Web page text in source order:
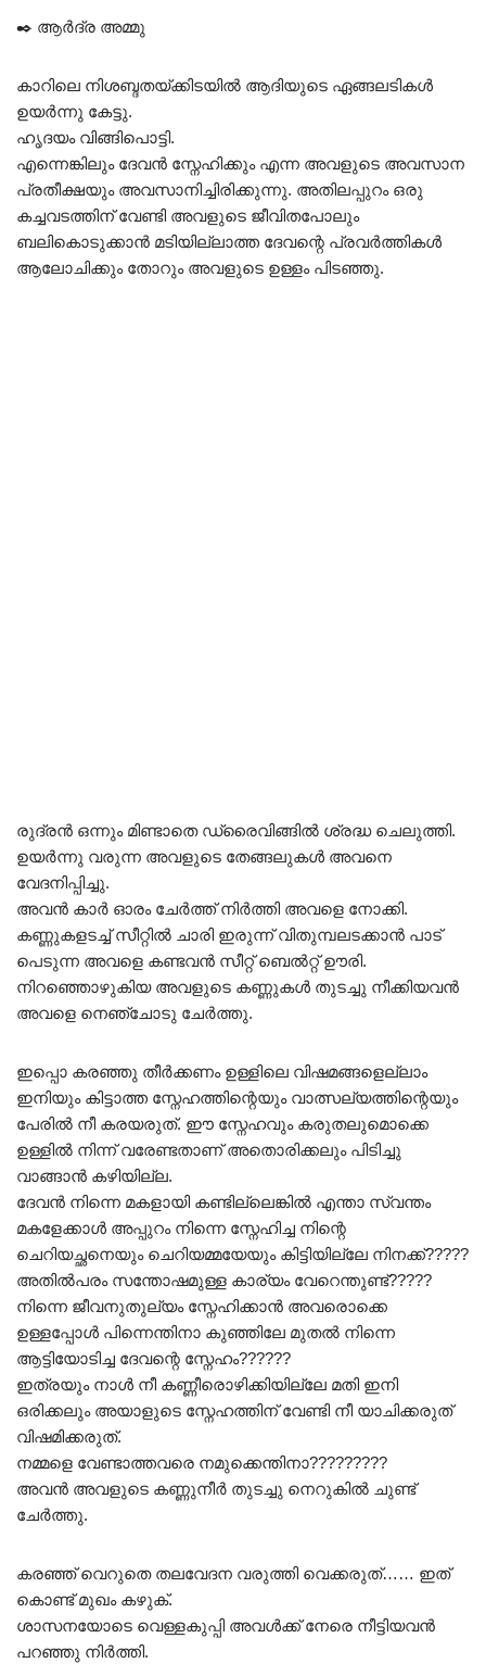
✒️ ആർദ്ര അമ്മു
കാറിലെ നിശബ്ദതയ്ക്കിടയിൽ ആദിയുടെ ഏങ്ങലടികൾ
ഉയർന്നു കേട്ടു.
ഹൃദയം വിങ്ങിപൊട്ടി.
എന്നെങ്കിലും ദേവൻ സ്നേഹിക്കും എന്ന അവളുടെ അവസാന
പ്രതീക്ഷയും അവസാനിച്ചിരിക്കുന്നു. അതിലപ്പുറം ഒരു
കച്ചവടത്തിന് വേണ്ടി അവളുടെ ജീവിതപോലും
ബലികൊടുക്കാൻ മടിയില്ലാത്ത ദേവന്റെ പ്രവർത്തികൾ
ആലോചിക്കും തോറും അവളുടെ ഉള്ളം പിടഞ്ഞു.
രുദ്രൻ ഒന്നും മിണ്ടാതെ ഡ്രൈവിങ്ങിൽ ശ്രദ്ധ ചെലുത്തി.
ഉയർന്നു വരുന്ന അവളുടെ തേങ്ങലുകൾ അവനെ
വേദനിപ്പിച്ചു.
അവൻ കാർ ഓരം ചേർത്ത് നിർത്തി അവളെ നോക്കി.
കണ്ണുകളടച്ച് സീറ്റിൽ ചാരി ഇരുന്ന് വിതുമ്പലടക്കാൻ പാട്
പെടുന്ന അവളെ കണ്ടവൻ സീറ്റ് ബെൽറ്റ്‌ ഊരി.
നിറഞ്ഞൊഴുകിയ അവളുടെ കണ്ണുകൾ തുടച്ചു നീക്കിയവൻ
അവളെ നെഞ്ചോടു ചേർത്തു.
ഇപ്പൊ കരഞ്ഞു തീർക്കണം ഉള്ളിലെ വിഷമങ്ങളെല്ലാം
ഇനിയും കിട്ടാത്ത സ്നേഹത്തിന്റെയും വാത്സല്യത്തിന്റെയും
പേരിൽ നീ കരയരുത്. ഈ സ്നേഹവും കരുതലുമൊക്കെ
ഉള്ളിൽ നിന്ന് വരേണ്ടതാണ് അതൊരിക്കലും പിടിച്ചു
വാങ്ങാൻ കഴിയില്ല.
ദേവൻ നിന്നെ മകളായി കണ്ടില്ലെങ്കിൽ എന്താ സ്വന്തം
മകളേക്കാൾ അപ്പുറം നിന്നെ സ്നേഹിച്ച നിന്റെ
ചെറിയച്ഛനെയും ചെറിയമ്മയേയും കിട്ടിയില്ലേ നിനക്ക്?????
അതിൽപരം സന്തോഷമുള്ള കാര്യം വേറെന്തുണ്ട്?????
നിന്നെ ജീവനുതുല്യം സ്നേഹിക്കാൻ അവരൊക്കെ
ഉള്ളപ്പോൾ പിന്നെന്തിനാ കുഞ്ഞിലേ മുതൽ നിന്നെ
ആട്ടിയോടിച്ച ദേവന്റെ സ്നേഹം??????
ഇത്രയും നാൾ നീ കണ്ണീരൊഴിക്കിയില്ലേ മതി ഇനി
ഒരിക്കലും അയാളുടെ സ്നേഹത്തിന് വേണ്ടി നീ യാചിക്കരുത്
വിഷമിക്കരുത്.
നമ്മളെ വേണ്ടാത്തവരെ നമുക്കെന്തിനാ?????????
അവൻ അവളുടെ കണ്ണുനീർ തുടച്ചു നെറുകിൽ ചുണ്ട്
ചേർത്തു.
കരഞ്ഞ് വെറുതെ തലവേദന വരുത്തി വെക്കരുത്…… ഇത്
കൊണ്ട് മുഖം കഴുക്.
ശാസനയോടെ വെള്ളകുപ്പി അവൾക്ക് നേരെ നീട്ടിയവൻ
പറഞ്ഞു നിർത്തി.